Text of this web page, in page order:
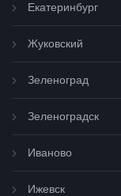
Екатеринбург
Жуковский
Зеленоград
Зеленоградск
Иваново
Ижевск